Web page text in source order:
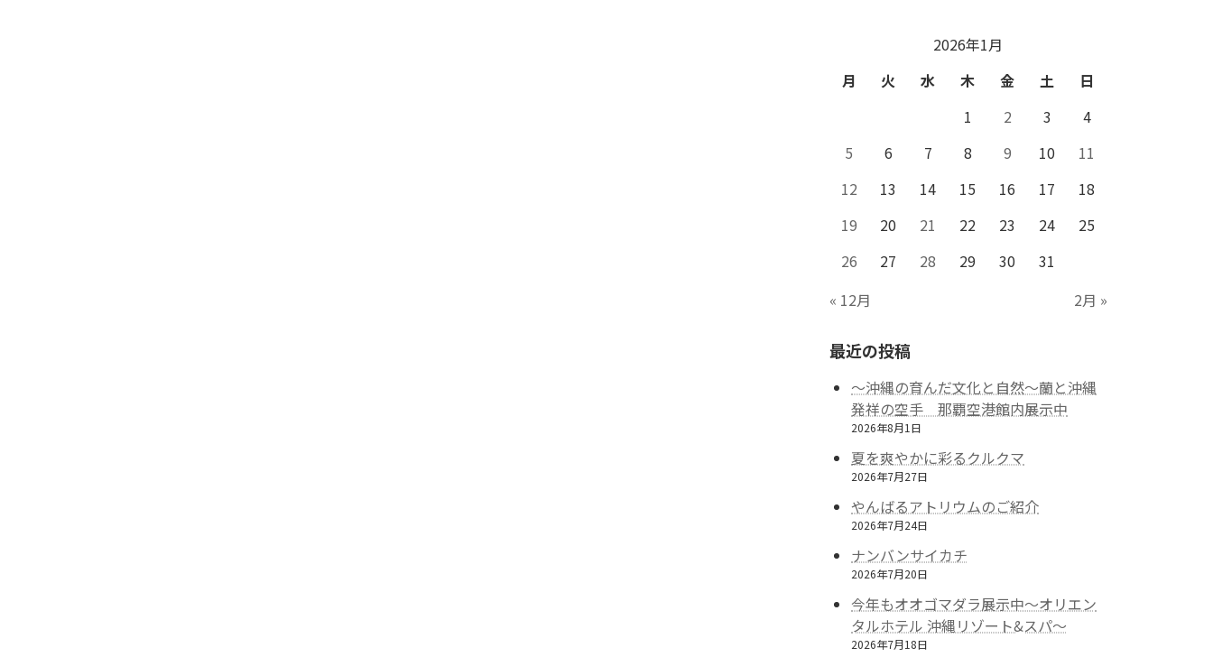
2026年1月
月
火 水 木 金 土
日
1
2 3
4
5
6 7 8 9 10
11
12
13 14 15 16 17
18
19
20 21 22 23 24
25
26
27 28 29 30
31
« 12月
2月 »
最近の投稿
～沖縄の育んだ文化と自然～蘭と沖縄
発祥の空手 那覇空港館内展示中
2026年8月1日
夏を爽やかに彩るクルクマ
2026年7月27日
やんばるアトリウムのご紹介
2026年7月24日
ナンバンサイカチ
2026年7月20日
今年もオオゴマダラ展示中～オリエン
タルホテル 沖縄リゾート&スパ～
2026年7月18日